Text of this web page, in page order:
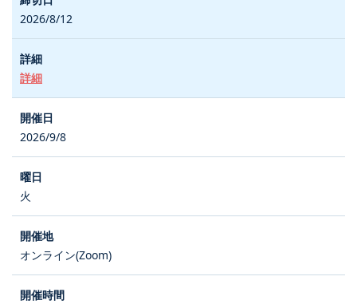
2026/8/12
詳細
2026/9/8
火
オンライン(Zoom)